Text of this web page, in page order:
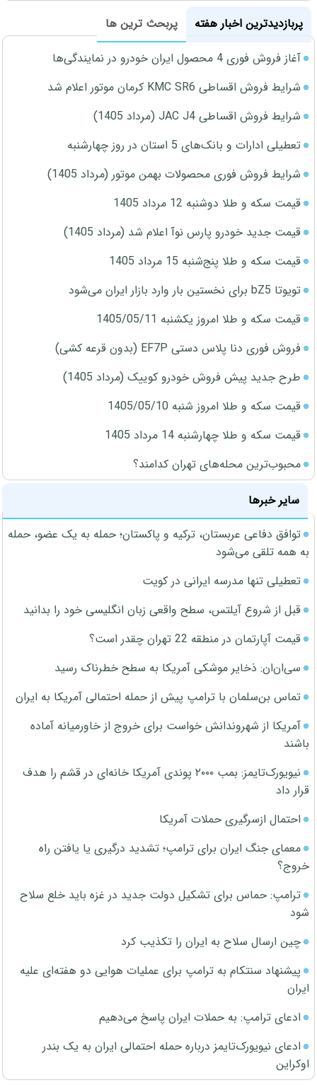
پربازدیدترین اخبار هفته
پربحث ترین ها
آغاز فروش فوری 4 محصول ایران خودرو در نمایندگی‌ها
شرایط فروش اقساطی KMC SR6 کرمان موتور اعلام شد
شرایط فروش اقساطی JAC J4 (مرداد 1405)
تعطیلی ادارات و بانک‌های 5 استان در روز چهارشنبه
شرایط فروش فوری محصولات بهمن موتور (مرداد 1405)
قیمت سکه و طلا دوشنبه 12 مرداد 1405
قیمت جدید خودرو پارس نوآ اعلام شد (مرداد 1405)
قیمت سکه و طلا پنج‌شنبه 15 مرداد 1405
تویوتا bZ5 برای نخستین بار وارد بازار ایران می‌شود
قیمت سکه و طلا امروز یکشنبه 1405/05/11
فروش فوری دنا پلاس دستی EF7P (بدون قرعه کشی)
طرح جدید پیش فروش خودرو کوییک (مرداد 1405)
قیمت سکه و طلا امروز شنبه 1405/05/10
قیمت سکه و طلا چهارشنبه 14 مرداد 1405
محبوب‌ترین محله‌های تهران کدامند؟
سایر خبرها
توافق دفاعی عربستان، ترکیه و پاکستان؛ حمله به یک عضو، حمله
به همه تلقی می‌شود
تعطیلی تنها مدرسه ایرانی در کویت
قبل از شروع آیلتس، سطح واقعی زبان انگلیسی خود را بدانید
قیمت آپارتمان در منطقه 22 تهران چقدر است؟
سی‌ان‌ان: ذخایر موشکی آمریکا به سطح خطرناک رسید
تماس بن‌سلمان با ترامپ پیش از حمله احتمالی آمریکا به ایران
آمریکا از شهروندانش خواست برای خروج از خاورمیانه آماده
باشند
نیویورک‌تایمز: بمب ۲۰۰۰ پوندی آمریکا خانه‌ای در قشم را هدف
قرار داد
احتمال ازسرگیری حملات آمریکا
معمای جنگ ایران برای ترامپ؛ تشدید درگیری یا یافتن راه
خروج؟
ترامپ: حماس برای تشکیل دولت جدید در غزه باید خلع سلاح
شود
چین ارسال سلاح به ایران را تکذیب کرد
پیشنهاد سنتکام به ترامپ برای عملیات هوایی دو هفته‌ای علیه
ایران
ادعای ترامپ: به حملات ایران پاسخ می‌دهیم
ادعای نیویورک‌تایمز درباره حمله احتمالی ایران به یک بندر
اوکراین